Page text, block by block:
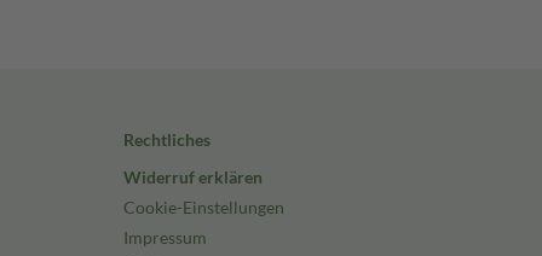
Rechtliches
Widerruf erklären
Cookie-Einstellungen
Impressum